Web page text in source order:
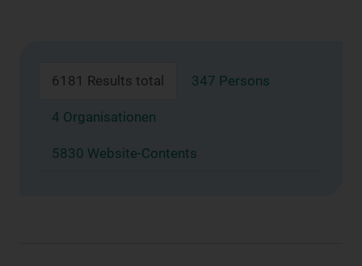
6181 Results total 347 Persons
4 Organisationen
5830 Website-Contents